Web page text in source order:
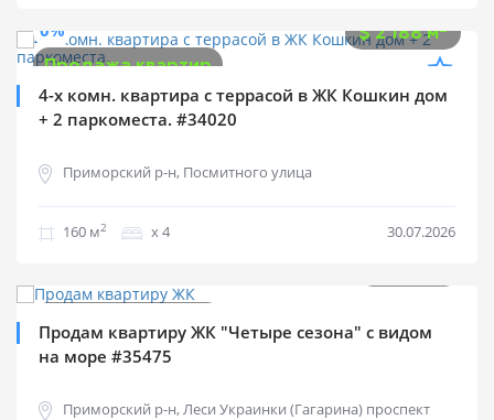
0%
$2 188 м2
Продажа квартир
4-х комн. квартира с террасой в ЖК Кошкин дом
+ 2 паркоместа. #34020
Приморский р-н, Посмитного улица
160 м2 х 4 30.07.2026
Продам квартиру ЖК "Четыре сезона" с видом
на море #35475
Приморский р-н, Леси Украинки (Гагарина) проспект